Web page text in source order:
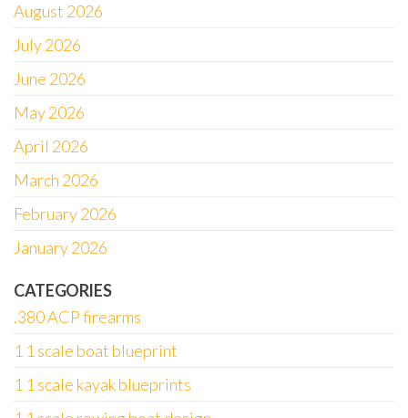
August 2026
July 2026
June 2026
May 2026
April 2026
March 2026
February 2026
January 2026
CATEGORIES
.380 ACP firearms
1 1 scale boat blueprint
1 1 scale kayak blueprints